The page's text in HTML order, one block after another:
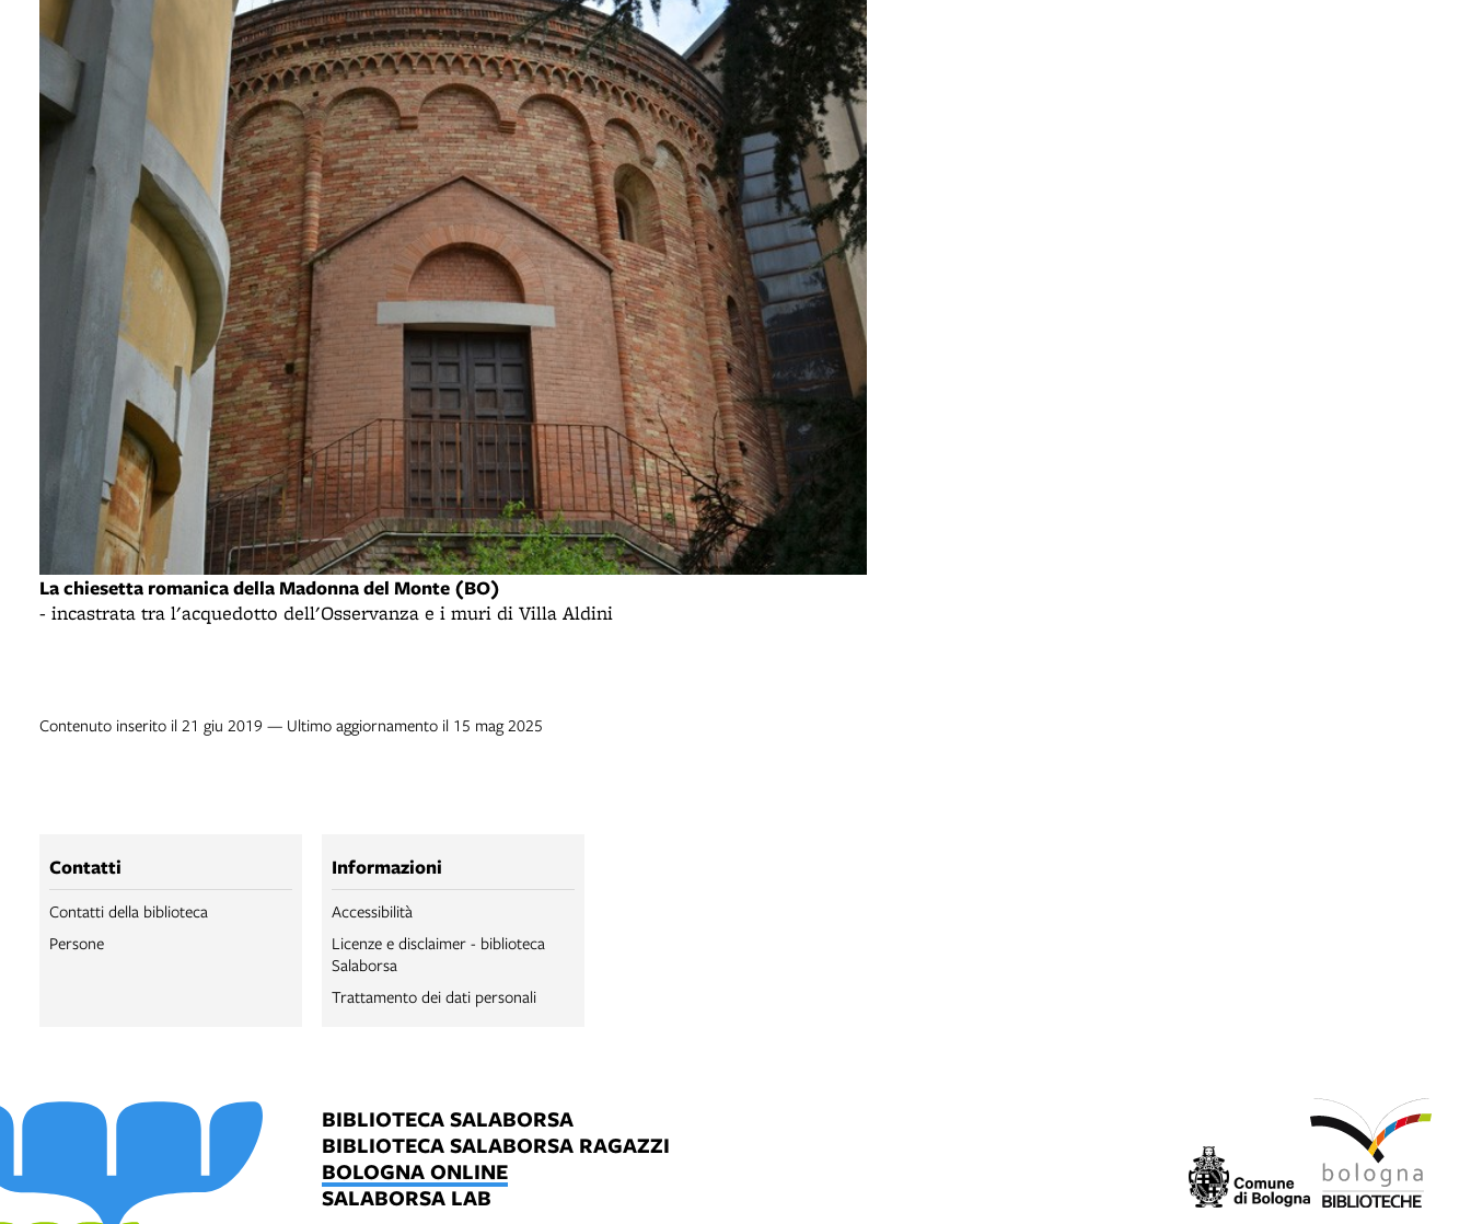
La chiesetta romanica della Madonna del Monte (BO)
- incastrata tra l'acquedotto dell'Osservanza e i muri di Villa Aldini
Contenuto inserito il 21 giu 2019 — Ultimo aggiornamento il 15 mag 2025
Contatti
Contatti della biblioteca
Persone
Informazioni
Accessibilità
Licenze e disclaimer - biblioteca
Salaborsa
Trattamento dei dati personali
BIBLIOTECA SALABORSA
BIBLIOTECA SALABORSA RAGAZZI
BOLOGNA ONLINE
SALABORSA LAB